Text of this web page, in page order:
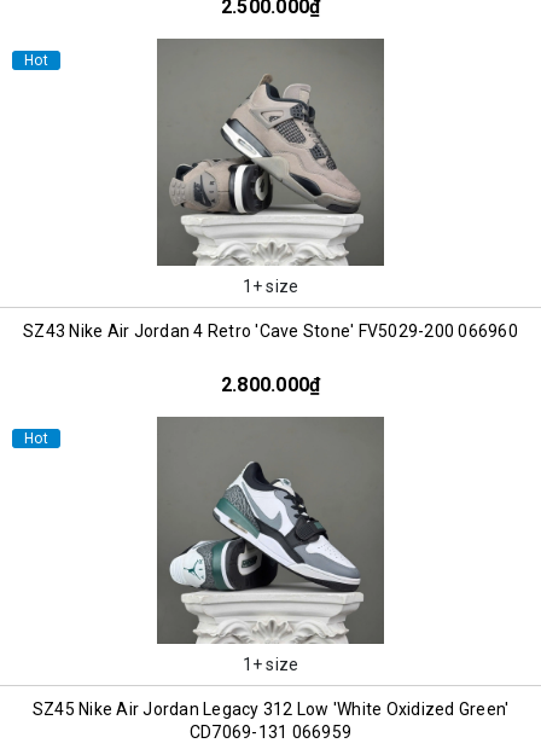
2.500.000₫
Hot
1+ size
SZ43 Nike Air Jordan 4 Retro 'Cave Stone' FV5029-200 066960
2.800.000₫
Hot
1+ size
SZ45 Nike Air Jordan Legacy 312 Low 'White Oxidized Green'
CD7069-131 066959